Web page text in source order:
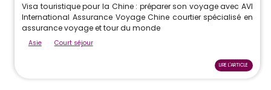
Visa touristique pour la Chine : préparer son voyage avec AVI
International Assurance Voyage Chine courtier spécialisé en
assurance voyage et tour du monde
Asie Court séjour
LIRE L'ARTICLE